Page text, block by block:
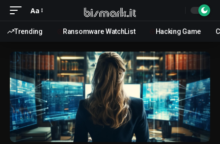
Aa
Trending Ransomware WatchList Hacking Game